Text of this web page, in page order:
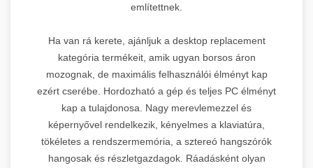
említettnek.
Ha van rá kerete, ajánljuk a desktop replacement
kategória termékeit, amik ugyan borsos áron
mozognak, de maximális felhasználói élményt kap
ezért cserébe. Hordozható a gép és teljes PC élményt
kap a tulajdonosa. Nagy merevlemezzel és
képernyővel rendelkezik, kényelmes a klaviatúra,
tökéletes a rendszermemória, a sztereó hangszórók
hangosak és részletgazdagok. Ráadásként olyan